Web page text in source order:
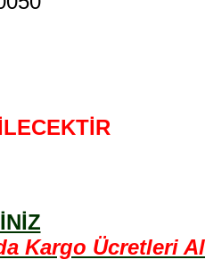
Kargo Ücretleri